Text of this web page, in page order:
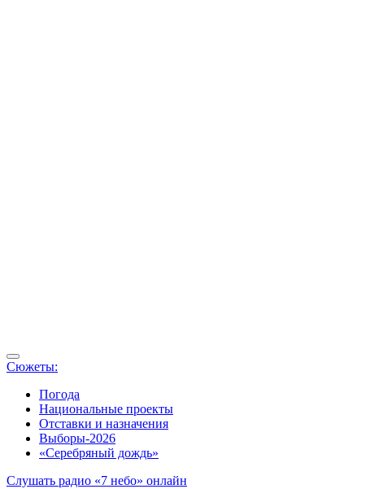
Сюжеты:
Погода
Национальные проекты
Отставки и назначения
Выборы-2026
«Серебряный дождь»
Слушать радио «7 небо» онлайн